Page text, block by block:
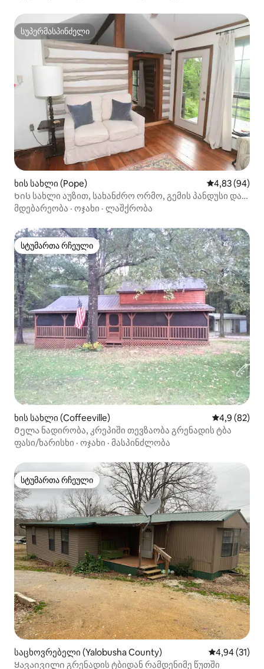
სუპერმასპინძელი
სუპერმასპინძელი
ხის სახლი (Pope) საშუალო
4,83 (94)
Ხის სახლი აუზით, სახანძრო ორმო, გემის პანდუსი და
სანადირო წვდომა
მდებარეობა · ოჯახი · ლაშქრობა
სტუმართა რჩეული
სტუმართა რჩეული
ხის სახლი (Coffeeville) საშუალო
4,9 (82)
Მელა ნადირობა, კრეპიში თევზაობა გრენადის ტბა
ფასი/ხარისხი · ოჯახი · მასპინძლობა
სტუმართა რჩეული
სტუმართა რჩეული
საცხოვრებელი (Yalobusha County) საშუალო
4,94 (31)
Ყავაივილი გრენადის ტბიდან რამდენიმე წუთში